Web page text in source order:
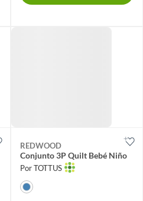
REDWOOD
Conjunto 3P Quilt Bebé Niño
Por TOTTUS